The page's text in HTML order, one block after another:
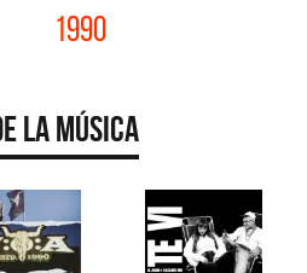
1990
la Música